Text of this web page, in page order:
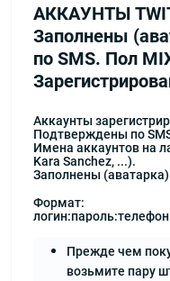
АККАУНТЫ
Заполнены
по SMS. Пол
Аккаунты
Подтверждены по
Имена аккаунтов на
Kara Sanchez, ...).
Заполнены (аватарка)
Формат:
логин:пароль:телефон
Прежде чем
возьмите пару